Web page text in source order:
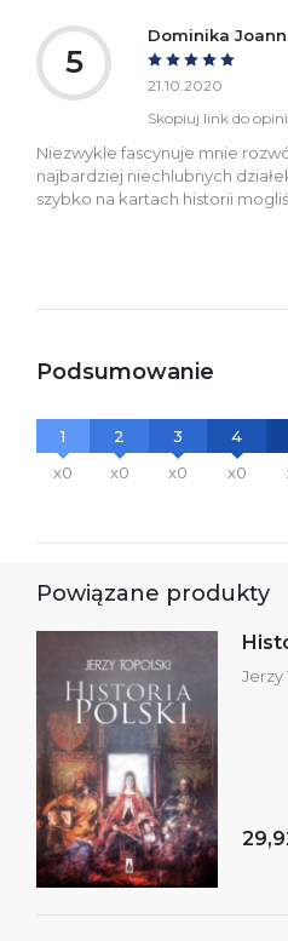
5
Dominika
21.10.2020
Skopiuj link do
Niezwykle fascynuje mnie
najbardziej niechlubnych
szybko na kartach historii
Podsumowanie
1
x0
2
x0
3
x0
4
x0
Powiązane produkty
Jerzy